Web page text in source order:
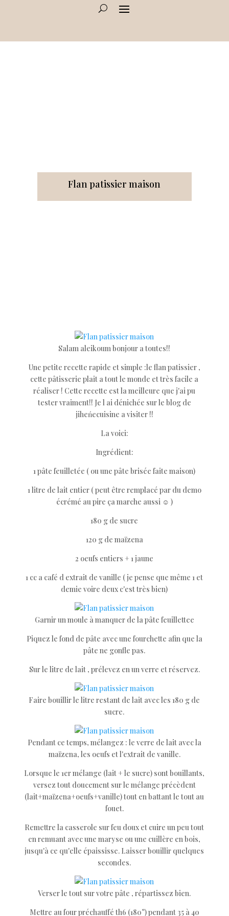
Flan patissier maison
Salam aleikoum bonjour a toutes!!
Une petite recette rapide et simple :le flan patissier ,
cette pâtisserie plait a tout le monde et très facile a
réaliser ! Cette recette est la meilleure que j'ai pu
tester vraiment!! Je l ai dénichée sur le blog de
jiheńecuisine a visiter !!
La voici:
Ingrédient:
1 pâte feuilletée ( ou une pâte brisée faite maison)
1 litre de lait entier ( peut être remplacé par du demo
écrémé au pire ça marche aussi ☺️ )
180 g de sucre
120 g de maïzena
2 oeufs entiers + 1 jaune
1 cc a café d extrait de vanille ( je pense que même 1 et
demie voire deux c'est très bien)
Garnir un moule à manquer de la pâte feuillettee
Piquez le fond de pâte avec une fourchette afin que la
pâte ne gonfle pas.
Sur le litre de lait , prélevez en un verre et réservez.
Faire bouillir le litre restant de lait avec les 180 g de
sucre.
Pendant ce temps, mélangez : le verre de lait avec la
maïzena, les oeufs et l'extrait de vanille.
Lorsque le 1er mélange (lait + le sucre) sont bouillants,
versez tout doucement sur le mélange précèdent
(lait+maïzena+oeufs+vanille) tout en battant le tout au
fouet.
Remettre la casserole sur feu doux et cuire un peu tout
en remuant avec une maryse ou une cuillère en bois,
jusqu'à ce qu'elle épaississe. Laisser bouillir quelques
secondes.
Verser le tout sur votre pâte , répartissez bien.
Mettre au four préchauffé th6 (180°) pendant 35 à 40